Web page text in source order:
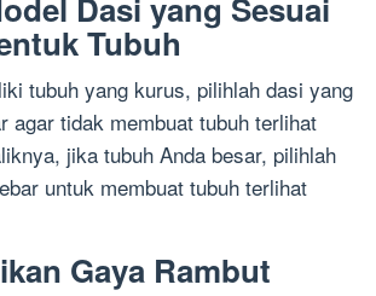
Dasi yang Sesuai
Tubuh
tubuh yang kurus, pilihlah dasi yang
agar tidak membuat tubuh terlihat
jika tubuh Anda besar, pilihlah
untuk membuat tubuh terlihat
Gaya Rambut